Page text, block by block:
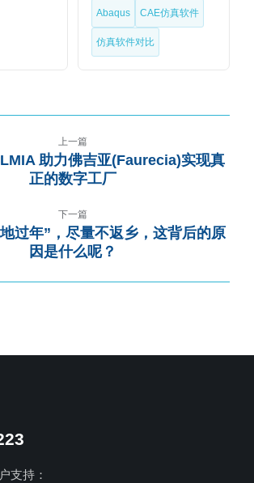
Abaqus CAE仿真软件
仿真软件对比
上一篇
助力佛吉亚(Faurecia)实现真
正的数字工厂
下一篇
过年”，尽量不返乡，这背后的原
因是什么呢？
支持：